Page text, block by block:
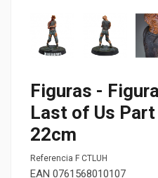
Figuras -
Last of Us
22cm
Referencia F CTLUH
EAN 0761568010107